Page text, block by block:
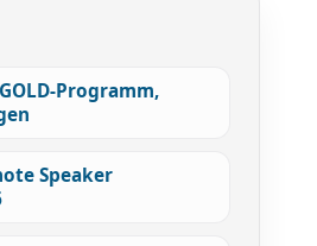
Programm,
Speaker